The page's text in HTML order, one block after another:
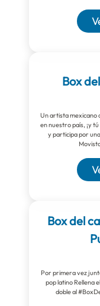
Box
Un artista mexicano
en nuestro país, ¡y
y participa por una
Box del
Por primera vez
pop latino Rellena
doble al